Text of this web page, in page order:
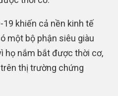
19 khiến cả nền kinh tế
một bộ phận siêu giàu
họ nắm bắt được thời cơ,
thị trường chứng